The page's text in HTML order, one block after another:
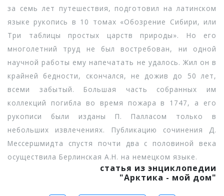
за семь лет путешествия, подготовил на латинском
языке рукопись в 10 томах «Обозрение Сибири, или
Три таблицы простых царств природы». Но его
многолетний труд не был востребован, ни одной
научной работы ему напечатать не удалось. Жил он в
крайней бедности, скончался, не дожив до 50 лет,
всеми забытый. Большая часть собранных им
коллекций погибла во время пожара в 1747, а его
рукописи были изданы П. Палласом только в
небольших извлечениях. Публикацию сочинения Д.
Мессершмидта спустя почти два с половиной века
осуществила Берлинская А.Н. на немецком языке.
статья из энциклопедии
"Арктика - мой дом"